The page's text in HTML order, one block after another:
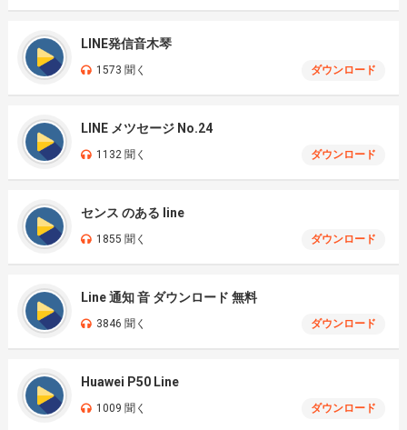
LINE発信音木琴
1573 聞く ダウンロード
LINE メツセージ No.24
1132 聞く ダウンロード
センス のある line
1855 聞く ダウンロード
Line 通知 音 ダウンロード 無料
3846 聞く ダウンロード
Huawei P50 Line
1009 聞く ダウンロード